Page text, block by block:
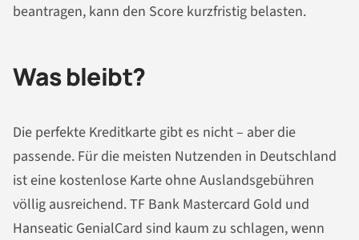
beantragen, kann den Score kurzfristig belasten.
Was bleibt?
Die perfekte Kreditkarte gibt es nicht – aber die
passende. Für die meisten Nutzenden in Deutschland
ist eine kostenlose Karte ohne Auslandsgebühren
völlig ausreichend. TF Bank Mastercard Gold und
Hanseatic GenialCard sind kaum zu schlagen, wenn